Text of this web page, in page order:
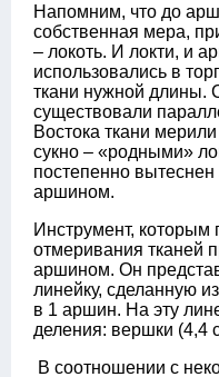
Напомним, что до
собственная мера,
– локоть. И локти, и
использовались в
ткани нужной длины.
существовали
Востока ткани
сукно – «родными»
постепенно
аршином.
Инструмент, которым
отмеривания тканей
аршином. Он
линейку, сделанную
в 1 аршин. На эту
деления: вершки (4,4
В соотношении с